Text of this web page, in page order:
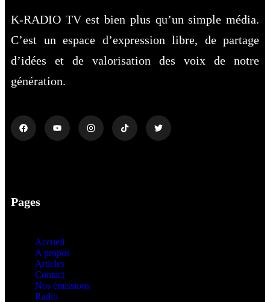
K-RADIO TV est bien plus qu’un simple média.
C’est un espace d’expression libre, de partage
d’idées et de valorisation des voix de notre
génération.
Pages
Accueil
A propos
Articles
Contact
Nos émissions
Radio